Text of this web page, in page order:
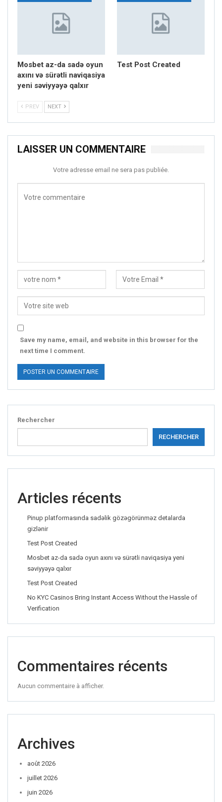
Mosbet az-da sadə oyun
axını və sürətli naviqasiya
yeni səviyyəyə qalxır
Test Post Created
PREV NEXT
LAISSER UN COMMENTAIRE
Votre adresse email ne sera pas publiée.
Save my name, email, and website in this browser for the
next time I comment.
Rechercher
RECHERCHER
Articles récents
Pinup platformasında sadəlik gözəgörünməz detalarda
gizlənir
Test Post Created
Mosbet az-da sadə oyun axını və sürətli naviqasiya yeni
səviyyəyə qalxır
Test Post Created
No KYC Casinos Bring Instant Access Without the Hassle of
Verification
Commentaires récents
Aucun commentaire à afficher.
Archives
août 2026
juillet 2026
juin 2026